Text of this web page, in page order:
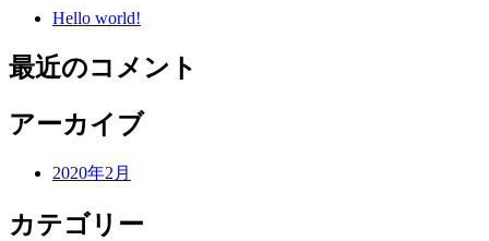
Hello world!
最近のコメント
アーカイブ
2020年2月
カテゴリー